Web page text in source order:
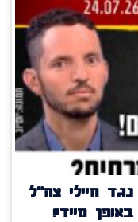
חיילי צה"ל
מיידי!